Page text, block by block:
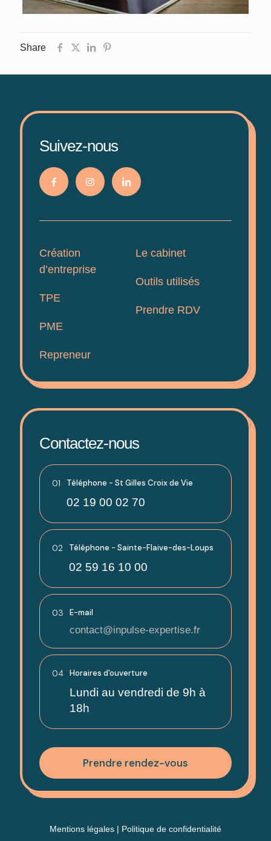
Share
Suivez-nous
Création
d’entreprise
TPE
PME
Repreneur
Le cabinet
Outils utilisés
Prendre RDV
Contactez-nous
01 Téléphone - St Gilles Croix de Vie
02 19 00 02 70
02 Téléphone - Sainte-Flaive-des-Loups
02 59 16 10 00
03 E-mail
contact@inpulse-expertise.fr
04 Horaires d'ouverture
Lundi au vendredi de 9h à
18h
Prendre rendez-vous
Mentions légales | Politique de confidentialité